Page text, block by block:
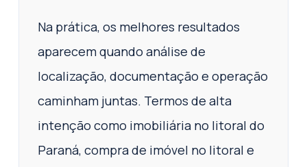
Na prática, os melhores resultados
aparecem quando análise de
localização, documentação e operação
caminham juntas. Termos de alta
intenção como imobiliária no litoral do
Paraná, compra de imóvel no litoral e